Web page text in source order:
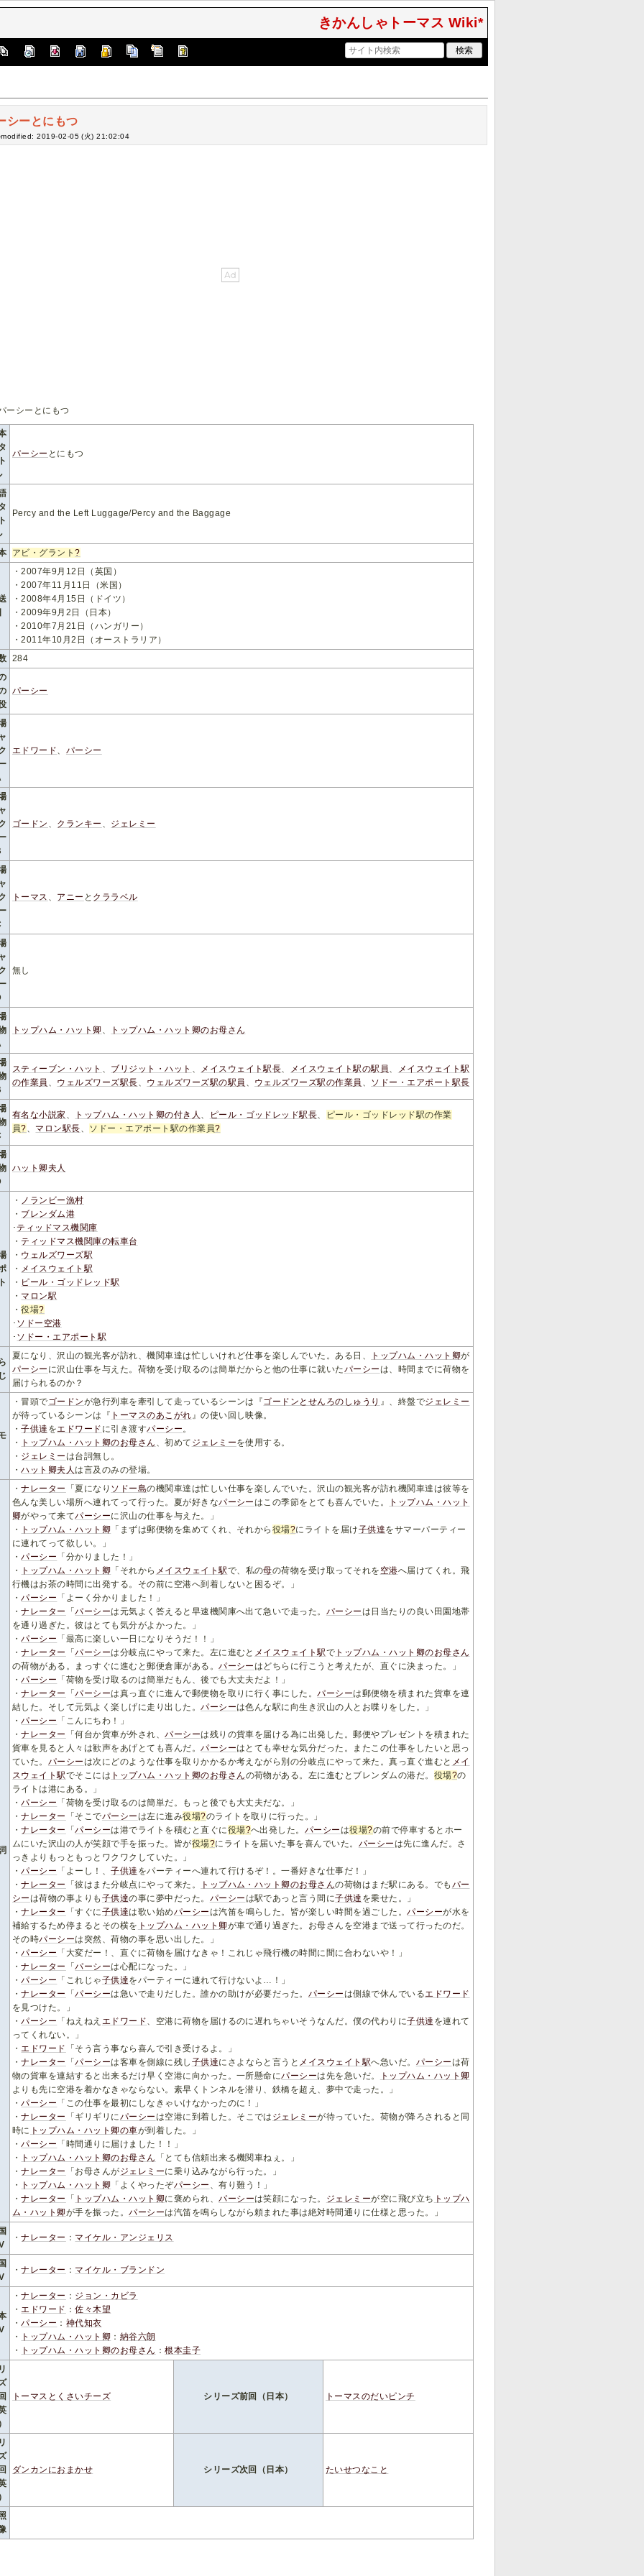
きかんしゃトーマス Wiki*
シーとにもつ
2019-02-05 (火) 21:02:04
パーシー とにもつ
Percy and the Left Luggage/Percy and the Baggage
アビ・グラント?
・2007年9月12日（英国）
・2007年11月11日（米国）
・2008年4月15日（ドイツ）
・2009年9月2日（日本）
・2010年7月21日（ハンガリー）
・2011年10月2日（オーストラリア）
284
パーシー
エドワード パーシー
ゴードン クランキー ジェレミー
トーマス アニー と クララベル
無し
トップハム・ハット卿 トップハム・ハット卿のお母さん
スティーブン・ハット ブリジット・ハット メイスウェイト駅長 メイスウェイト駅の駅員
メイスウェイト駅
の作業員
ウェルズワーズ駅長 ウェルズワーズ駅の駅員 ウェルズワーズ駅の作業員 ソドー・エアポート駅長
有名な小説家 トップハム・ハット卿の付き人 ピール・ゴッドレッド駅長
ピール・ゴッドレッド駅の作業
員? マロン駅長 ソドー・エアポート駅の作業員?
ハット卿夫人
・
ノランビー漁村
・ ブレンダム港
･ティッドマス機関庫
・ティッドマス機関庫の転車台
・ ウェルズワーズ駅
・ メイスウェイト駅
・ ピール・ゴッドレッド駅
・ マロン駅
・役場?
･ ソドー空港
･ ソドー・エアポート駅
夏になり、沢山の観光客が訪れ、機関車達は忙しいけれど仕事を楽しんでいた。ある日、 トップハム・ハット卿が
パーシー に沢山仕事を与えた。荷物を受け取るのは簡単だからと他の仕事に就いたパーシーは、時間までに荷物を
届けられるのか？
・冒頭でゴードンが急行列車を牽引して走っているシーンは『ゴードンとせんろのしゅうり 』、終盤でジェレミー
が待っているシーンは『 トーマスのあこがれ 』の使い回し映像。
・子供達 をエドワード に引き渡すパーシー 。
・
トップハム・ハット卿のお母さん 、初めて ジェレミーを使用する。
・ ジェレミーは台詞無し。
・ハット卿夫人は言及のみの登場。
・ナレーター 「夏になり ソドー島の機関車達は忙しい仕事を楽しんでいた。沢山の観光客が訪れ機関車達は彼等を
色んな美しい場所へ連れてって行った。夏が好きなパーシーはこの季節をとても喜んでいた。
トップハム・ハット
卿がやって来てパーシーに沢山の仕事を与えた。」
・
トップハム・ハット卿 「まずは郵便物を集めてくれ、それから 役場?にライトを届け子供達をサマーパーティー
に連れてって欲しい。」
・パーシー 「分かりました！」
・
トップハム・ハット卿 「それから メイスウェイト駅で、私の母の荷物を受け取ってそれを 空港へ届けてくれ。飛
行機はお茶の時間に出発する。その前に空港へ到着しないと困るぞ。」
・パーシー 「よーく分かりました！」
・ナレーター 「パーシーは元気よく答えると早速機関庫へ出て急いで走った。 パーシーは日当たりの良い田園地帯
を通り過ぎた。彼はとても気分がよかった。」
・パーシー 「最高に楽しい一日になりそうだ！！」
・ナレーター 「パーシーは分岐点にやって来た。左に進むと メイスウェイト駅で トップハム・ハット卿のお母さん
の荷物がある。まっすぐに進むと郵便倉庫がある。パーシーはどちらに行こうと考えたが、直ぐに決まった。」
・パーシー 「荷物を受け取るのは簡単だもん、後でも大丈夫だよ！」
・ナレーター 「パーシーは真っ直ぐに進んで郵便物を取りに行く事にした。パーシーは郵便物を積まれた貨車を連
結した。そして元気よく楽しげに走り出した。パーシーは色んな駅に向生き沢山の人とお喋りをした。」
・パーシー 「こんにちわ！」
・ナレーター 「何台か貨車が外され、パーシーは残りの貨車を届ける為に出発した。郵便やプレゼントを積まれた
貨車を見ると人々は歓声をあげとても喜んだ。パーシーはとても幸せな気分だった。またこの仕事をしたいと思っ
ていた。 パーシーは次にどのような仕事を取りかかるか考えながら別の分岐点にやって来た。真っ直ぐ進むと メイ
スウェイト駅でそこには トップハム・ハット卿のお母さんの荷物がある。左に進むとブレンダムの港だ。 役場?の
ライトは港にある。」
・パーシー 「荷物を受け取るのは簡単だ。もっと後でも大丈夫だな。」
・ナレーター 「そこでパーシーは左に進み役場?のライトを取りに行った。」
・ナレーター 「パーシーは港でライトを積むと直ぐに役場?へ出発した。 パーシーは役場?の前で停車するとホー
ムにいた沢山の人が笑顔で手を振った。皆が役場?にライトを届いた事を喜んでいた。 パーシーは先に進んだ。さ
っきよりもっともっとワクワクしていた。」
・パーシー 「よーし！、子供達 をパーティーへ連れて行けるぞ！。一番好きな仕事だ！」
・ナレーター 「彼はまた分岐点にやって来た。 トップハム・ハット卿のお母さんの荷物はまだ駅にある。でも パー
シーは荷物の事よりも 子供達の事に夢中だった。 パーシーは駅であっと言う間に子供達 を乗せた。」
・ナレーター 「すぐに子供達は歌い始めパーシーは汽笛を鳴らした。皆が楽しい時間を過ごした。パーシーが水を
補給するため停まるとその横を トップハム・ハット卿が車で通り過ぎた。お母さんを空港まで送って行ったのだ。
その時パーシーは突然、荷物の事を思い出した。」
・パーシー 「大変だー！、直ぐに荷物を届けなきゃ！これじゃ飛行機の時間に間に合わないや！」
・ナレーター 「パーシーは心配になった。」
・パーシー 「これじゃ子供達をパーティーに連れて行けないよ…！」
・ナレーター 「パーシーは急いで走りだした。誰かの助けが必要だった。 パーシーは側線で休んでいるエドワード
を見つけた。」
・パーシー 「ねえねえ エドワード 、空港に荷物を届けるのに遅れちゃいそうなんだ。僕の代わりに子供達 を連れて
ってくれない。」
・ エドワード
「そう言う事なら喜んで引き受けるよ。」
・ナレーター 「パーシーは客車を側線に残し 子供達にさよならと言うと メイスウェイト駅へ急いだ。 パーシーは荷
物の貨車を連結すると出来るだけ早く空港に向かった。一所懸命にパーシーは先を急いだ。
トップハム・ハット卿
よりも先に空港を着かなきゃならない。素早くトンネルを潜り、鉄橋を超え、夢中で走った。」
・パーシー 「この仕事を最初にしなきゃいけなかったのに！」
・ナレーター 「ギリギリにパーシーは空港に到着した。そこでは ジェレミーが待っていた。荷物が降ろされると同
時に トップハム・ハット卿の車が到着した。」
・パーシー 「時間通りに届けました！！」
・
トップハム・ハット卿のお母さん
「とても信頼出来る機関車ねぇ。」
・ナレーター 「お母さんがジェレミーに乗り込みながら行った。」
・
トップハム・ハット卿 「よくやったぞパーシー
、有り難う！」
・ナレーター 「 トップハム・ハット卿に褒められ、パーシーは笑顔になった。 ジェレミーが空に飛び立ち トップハ
ム・ハット卿が手を振った。パーシーは汽笛を鳴らしながら頼まれた事は絶対時間通りに仕様と思った。」
・ナレーター ： マイケル・アンジェリス
・ナレーター ： マイケル・ブランドン
・ナレーター ： ジョン・カビラ
・ エドワード ：佐々木望
・パーシー ： 神代知衣
・
トップハム・ハット卿 ： 納谷六朗
・
トップハム・ハット卿のお母さん ：根本圭子
トーマスとくさいチーズ シリーズ前回（日本） トーマスのだいピンチ
ダンカンにおまかせ シリーズ次回（日本） たいせつなこと